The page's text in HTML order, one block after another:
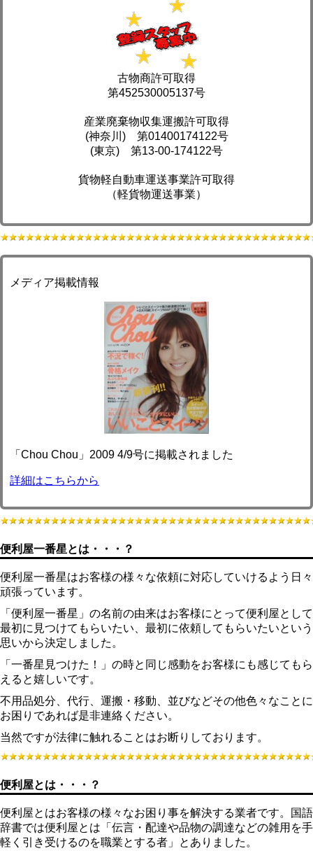
古物商許可取得
第452530005137号
産業廃棄物収集運搬許可取得
(神奈川) 第01400174122号
(東京) 第13-00-174122号
貨物軽自動車運送事業許可取得
（軽貨物運送事業）
メディア掲載情報
「Chou Chou」2009 4/9号に掲載されました
詳細はこちらから
便利屋一番星とは・・・？
便利屋一番星はお客様の様々な依頼に対応していけるよう日々
頑張っています。
「便利屋一番星」の名前の由来はお客様にとって便利屋として
最初に見つけてもらいたい、最初に依頼してもらいたいという
思いから決定しました。
「一番星見つけた！」の時と同じ感動をお客様にも感じてもら
えると嬉しいです。
不用品処分、代行、運搬・移動、並びなどその他色々なことに
お困りであれば是非連絡ください。
当然ですが法律に触れることはお断りしております。
便利屋とは・・・？
便利屋とはお客様の様々なお困り事を解決する業者です。国語
辞書では便利屋とは「伝言・配達や品物の調達などの雑用を手
軽く引き受けるのを職業とする者」とありました。